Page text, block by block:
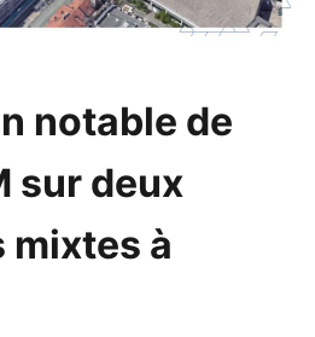
notable de
sur deux
mixtes à